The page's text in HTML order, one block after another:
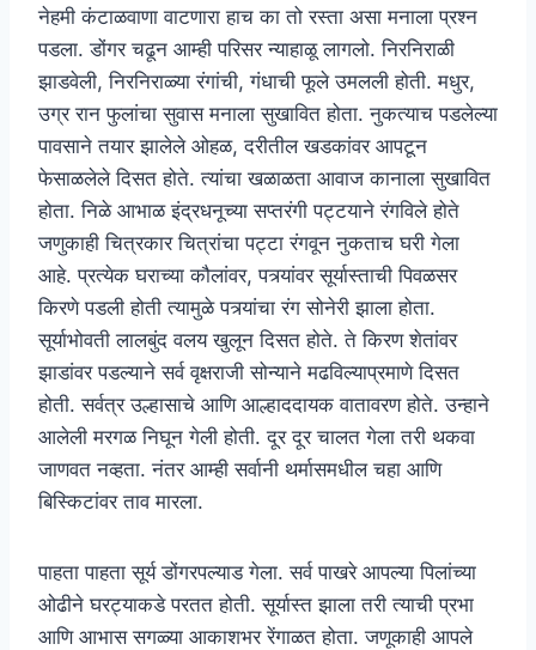
नेहमी कंटाळवाणा वाटणारा हाच का तो रस्ता असा मनाला प्रश्न
पडला. डोंगर चढून आम्ही परिसर न्याहाळू लागलो. निरनिराळी
झाडवेली, निरनिराळ्या रंगांची, गंधाची फूले उमलली होती. मधुर,
उग्र रान फुलांचा सुवास मनाला सुखावित होता. नुकत्याच पडलेल्या
पावसाने तयार झालेले ओहळ, दरीतील खडकांवर आपटून
फेसाळलेले दिसत होते. त्यांचा खळाळता आवाज कानाला सुखावित
होता. निळे आभाळ इंद्रधनूच्या सप्तरंगी पट्टयाने रंगविले होते
जणुकाही चित्रकार चित्रांचा पट्टा रंगवून नुकताच घरी गेला
आहे. प्रत्येक घराच्या कौलांवर, पत्र्यांवर सूर्यास्ताची पिवळसर
किरणे पडली होती त्यामुळे पत्र्यांचा रंग सोनेरी झाला होता.
सूर्याभोवती लालबुंद वलय खुलून दिसत होते. ते किरण शेतांवर
झाडांवर पडल्याने सर्व वृक्षराजी सोन्याने मढविल्याप्रमाणे दिसत
होती. सर्वत्र उल्हासाचे आणि आल्हाददायक वातावरण होते. उन्हाने
आलेली मरगळ निघून गेली होती. दूर दूर चालत गेला तरी थकवा
जाणवत नव्हता. नंतर आम्ही सर्वानी थर्मासमधील चहा आणि
बिस्किटांवर ताव मारला.
पाहता पाहता सूर्य डोंगरपल्याड गेला. सर्व पाखरे आपल्या पिलांच्या
ओढीने घरट्याकडे परतत होती. सूर्यास्त झाला तरी त्याची प्रभा
आणि आभास सगळ्या आकाशभर रेंगाळत होता. जणूकाही आपले